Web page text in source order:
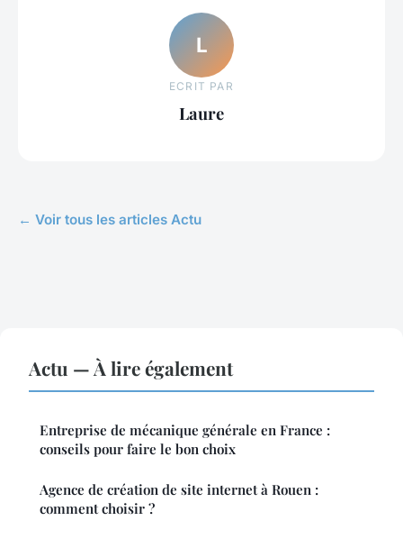
L
ECRIT PAR
Laure
← Voir tous les articles Actu
Actu — À lire également
Entreprise de mécanique générale en France :
conseils pour faire le bon choix
Agence de création de site internet à Rouen :
comment choisir ?